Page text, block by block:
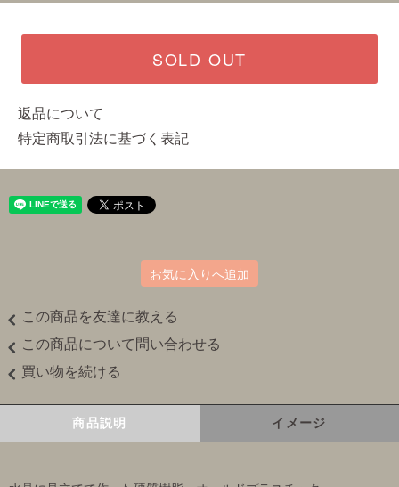
SOLD OUT
返品について
特定商取引法に基づく表記
お気に入りへ追加
この商品を友達に教える
この商品について問い合わせる
買い物を続ける
商品説明 イメージ